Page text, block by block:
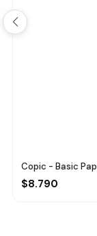
Copic - Basic
$8.790